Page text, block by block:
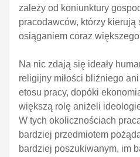
zależy od koniunktury
pracodawców, którzy kierują
osiąganiem coraz
Na nic zdają się ideały
religijny miłości bliźniego
etosu pracy, dopóki
większą rolę aniżeli
W tych okolicznościach
bardziej przedmiotem
bardziej poszukiwanym, im